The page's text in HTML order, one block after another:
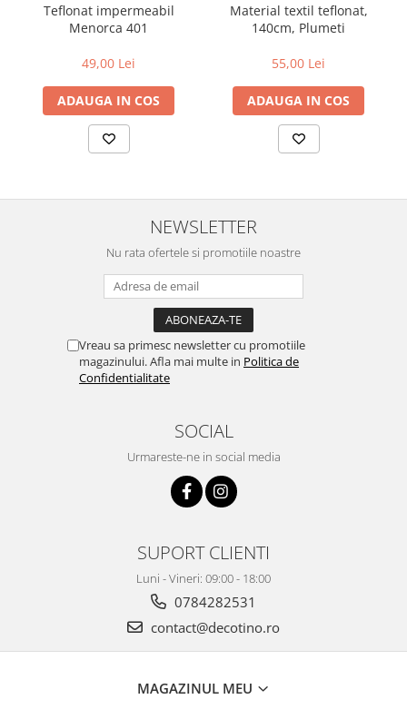
Teflonat impermeabil
Menorca 401
49,00 Lei
ADAUGA IN COS
Material textil teflonat,
140cm, Plumeti
55,00 Lei
ADAUGA IN COS
NEWSLETTER
Nu rata ofertele si promotiile noastre
Vreau sa primesc newsletter cu promotiile
magazinului. Afla mai multe in Politica de
Confidentialitate
SOCIAL
Urmareste-ne in social media
SUPORT CLIENTI
Luni - Vineri: 09:00 - 18:00
0784282531
contact@decotino.ro
MAGAZINUL MEU